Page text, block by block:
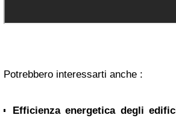
Potrebbero interessarti anche :
Efficienza energetica degli